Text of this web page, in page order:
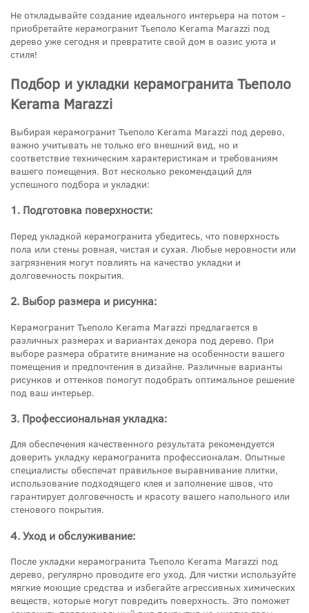
Не откладывайте создание идеального интерьера на потом -
приобретайте керамогранит Тьеполо Kerama Marazzi под
дерево уже сегодня и превратите свой дом в оазис уюта и
стиля!
Подбор и укладки керамогранита Тьеполо
Kerama Marazzi
Выбирая керамогранит Тьеполо Kerama Marazzi под дерево,
важно учитывать не только его внешний вид, но и
соответствие техническим характеристикам и требованиям
вашего помещения. Вот несколько рекомендаций для
успешного подбора и укладки:
1. Подготовка поверхности:
Перед укладкой керамогранита убедитесь, что поверхность
пола или стены ровная, чистая и сухая. Любые неровности или
загрязнения могут повлиять на качество укладки и
долговечность покрытия.
2. Выбор размера и рисунка:
Керамогранит Тьеполо Kerama Marazzi предлагается в
различных размерах и вариантах декора под дерево. При
выборе размера обратите внимание на особенности вашего
помещения и предпочтения в дизайне. Различные варианты
рисунков и оттенков помогут подобрать оптимальное решение
под ваш интерьер.
3. Профессиональная укладка:
Для обеспечения качественного результата рекомендуется
доверить укладку керамогранита профессионалам. Опытные
специалисты обеспечат правильное выравнивание плитки,
использование подходящего клея и заполнение швов, что
гарантирует долговечность и красоту вашего напольного или
стенового покрытия.
4. Уход и обслуживание:
После укладки керамогранита Тьеполо Kerama Marazzi под
дерево, регулярно проводите его уход. Для чистки используйте
мягкие моющие средства и избегайте агрессивных химических
веществ, которые могут повредить поверхность. Это поможет